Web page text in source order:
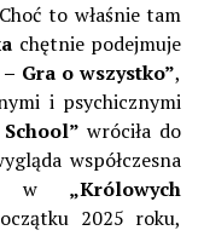
to właśnie tam
chętnie podejmuje
– Gra o wszystko”,
i psychicznymi
wróciła do
współczesna
w „Królowych
2025 roku,